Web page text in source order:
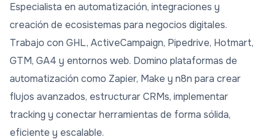
Especialista en automatización, integraciones y
creación de ecosistemas para negocios digitales.
Trabajo con GHL, ActiveCampaign, Pipedrive, Hotmart,
GTM, GA4 y entornos web. Domino plataformas de
automatización como Zapier, Make y n8n para crear
flujos avanzados, estructurar CRMs, implementar
tracking y conectar herramientas de forma sólida,
eficiente y escalable.